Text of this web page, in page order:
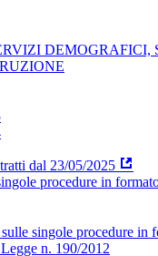
DEMOGRAFICI,
dal 23/05/2025
procedure in
singole procedure in
n. 190/2012